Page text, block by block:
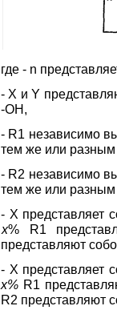
где - n
- X и Y
-OH,
- R1 независимо
тем же или
- R2 независимо
тем же или разным
- X представляет
x% R1
представляют
- X представляет
x% R1
R2 представляют